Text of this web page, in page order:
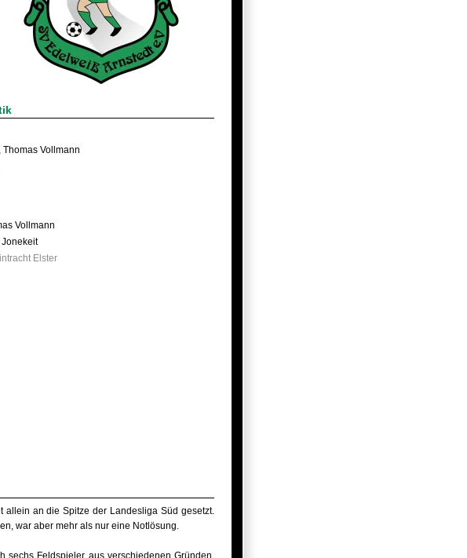
Thomas Vollmann
Vollmann
Jonekeit
Elster
allein an die Spitze der Landesliga Süd gesetzt.
war aber mehr als nur eine Notlösung.
sechs Feldspieler aus verschiedenen Gründen.